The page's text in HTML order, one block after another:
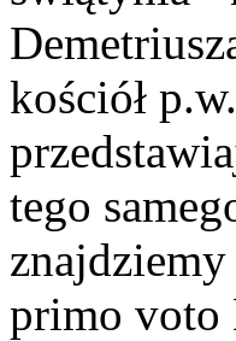
kościół
tego
primo voto